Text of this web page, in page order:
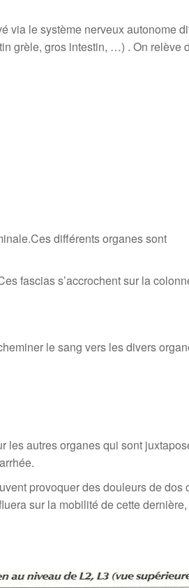
via le système nerveux autonome
grèle, gros intestin, …) . On relève
différents organes sont
fascias s’accrochent sur la
le sang vers les divers
autres organes qui sont
provoquer des douleurs de
sur la mobilité de cette